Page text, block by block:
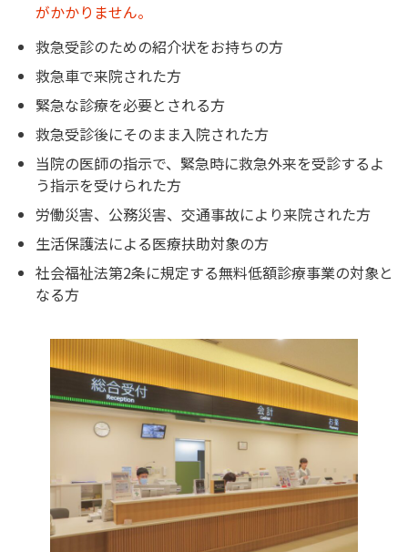
がかかりません。
救急受診のための紹介状をお持ちの方
救急車で来院された方
緊急な診療を必要とされる方
救急受診後にそのまま入院された方
当院の医師の指示で、緊急時に救急外来を受診するよ
う指示を受けられた方
労働災害、公務災害、交通事故により来院された方
生活保護法による医療扶助対象の方
社会福祉法第2条に規定する無料低額診療事業の対象と
なる方